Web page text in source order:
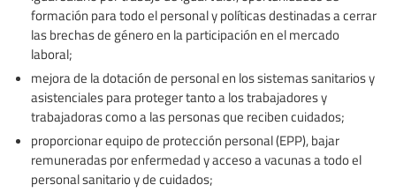
formación para todo el personal y políticas destinadas a cerrar
las brechas de género en la participación en el mercado
laboral;
mejora de la dotación de personal en los sistemas sanitarios y
asistenciales para proteger tanto a los trabajadores y
trabajadoras como a las personas que reciben cuidados;
proporcionar equipo de protección personal (EPP), bajar
remuneradas por enfermedad y acceso a vacunas a todo el
personal sanitario y de cuidados;